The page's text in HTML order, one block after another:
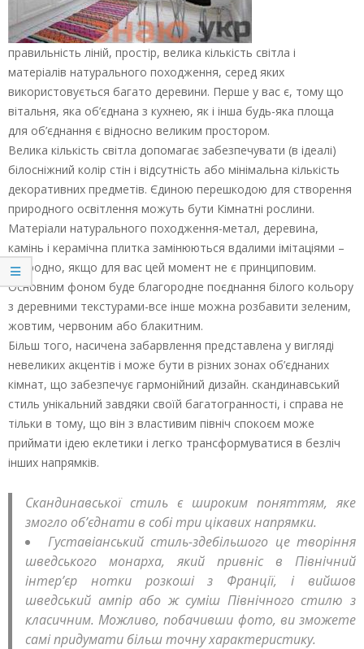
правильність ліній, простір, велика кількість світла і
матеріалів натурального походження, серед яких
використовується багато деревини. Перше у вас є, тому що
вітальня, яка об’єднана з кухнею, як і інша будь-яка площа
для об’єднання є відносно великим простором.
Велика кількість світла допомагає забезпечувати (в ідеалі)
білосніжний колір стін і відсутність або мінімальна кількість
декоративних предметів. Єдиною перешкодою для створення
природного освітлення можуть бути Кімнатні рослини.
Матеріали натурального походження-метал, деревина,
камінь і керамічна плитка замінюються вдалими імітаціями –
природно, якщо для вас цей момент не є принциповим.
Основним фоном буде благородне поєднання білого кольору
з деревними текстурами-все інше можна розбавити зеленим,
жовтим, червоним або блакитним.
Більш того, насичена забарвлення представлена у вигляді
невеликих акцентів і може бути в різних зонах об’єднаних
кімнат, що забезпечує гармонійний дизайн. скандинавський
стиль унікальний завдяки своїй багатогранності, і справа не
тільки в тому, що він з властивим північ спокоєм може
приймати ідею еклетики і легко трансформуватися в безліч
інших напрямків.
Скандинавської стиль є широким поняттям, яке
змогло об’єднати в собі три цікавих напрямки.
Густавіанський стиль-здебільшого це творіння
шведського монарха, який привніс в Північний
інтер’єр нотки розкоші з Франції, і вийшов
шведський ампір або ж суміш Північного стилю з
класичним. Можливо, побачивши фото, ви зможете
самі придумати більш точну характеристику.